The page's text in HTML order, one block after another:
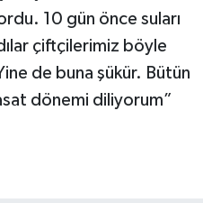
10 gün önce suları
çiftçilerimiz böyle
de buna şükür. Bütün
dönemi diliyorum”